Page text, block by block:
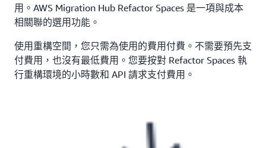
用。AWS Migration Hub Refactor Spaces 是一項與成本
相關聯的選用功能。
使用重構空間，您只需為使用的費用付費。不需要預先支
付費用，也沒有最低費用。您要按對 Refactor Spaces 執
行重構環境的小時數和 API 請求支付費用。